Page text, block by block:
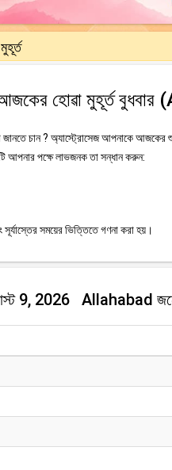
হোৱা মুহূর্ত
চান ? অ্যাস্ট্রোসেজ আপনাকে আজকের
আপনার পক্ষে লাভজনক তা সন্ধান করুন:
সময়ের ভিত্তিতে গণনা করা হয়।
9, 2026 Allahabad